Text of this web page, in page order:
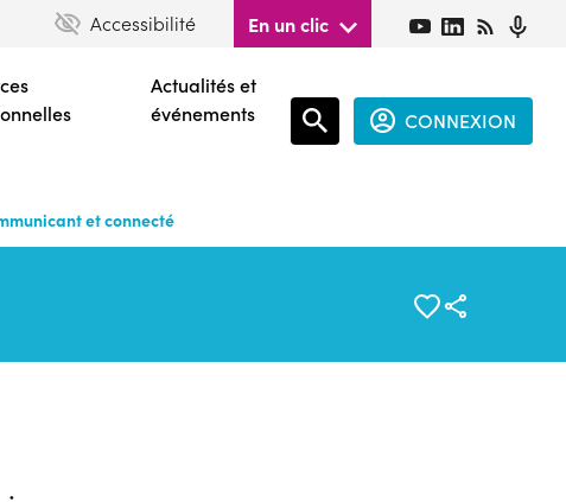
Accessibilité En un clic
Actualités et
événements
CONNEXION
et connecté